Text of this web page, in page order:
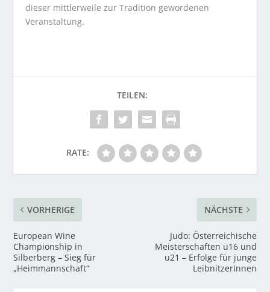
dieser mittlerweile zur Tradition gewordenen
Veranstaltung.
RATE:
VORHERIGE
European Wine
Championship in
Silberberg – Sieg für
„Heimmannschaft“
NÄCHSTE
Judo: Österreichische
Meisterschaften u16 und
u21 – Erfolge für junge
LeibnitzerInnen